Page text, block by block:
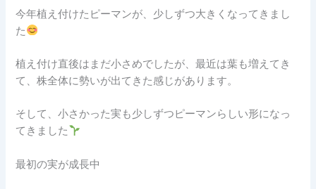
今年植え付けたピーマンが、少しずつ大きくなってきまし
た
植え付け直後はまだ小さめでしたが、最近は葉も増えてき
て、株全体に勢いが出てきた感じがあります。
そして、小さかった実も少しずつピーマンらしい形になっ
てきました
最初の実が成長中